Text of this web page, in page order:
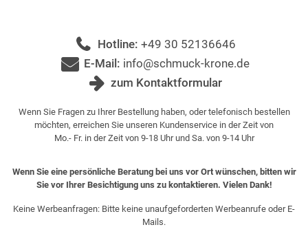
Hotline: +49 30 52136646
E-Mail: info@schmuck-krone.de
zum Kontaktformular
Wenn Sie Fragen zu Ihrer Bestellung haben, oder telefonisch bestellen
möchten, erreichen Sie unseren Kundenservice in der Zeit von
Mo.- Fr. in der Zeit von 9-18 Uhr und Sa. von 9-14 Uhr
Wenn Sie eine persönliche Beratung bei uns vor Ort wünschen, bitten wir
Sie vor Ihrer Besichtigung uns zu kontaktieren. Vielen Dank!
Keine Werbeanfragen: Bitte keine unaufgeforderten Werbeanrufe oder E-
Mails.